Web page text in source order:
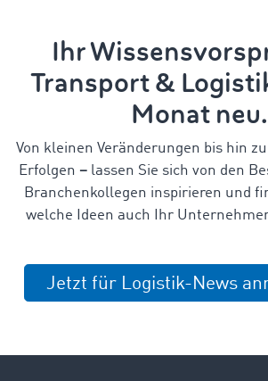
Ihr
Transport &
Monat neu.
Von kleinen Veränderungen bis hin
Erfolgen –lassen Sie sich von den
Branchenkollegen inspirieren und
welche Ideen auch Ihr
Jetzt für Logistik-News